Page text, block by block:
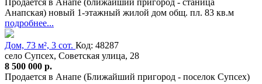
Продается в Анапе (ближайший пригород - станица
Анапская) новый 1-этажный жилой дом общ. пл. 83 кв.м
подробнее...
Дом, 73 м², 3 сот. Код: 48287
село Супсех, Советская улица, 28
8 500 000 р.
Продается в Анапе (Ближайший пригород - поселок Супсех)